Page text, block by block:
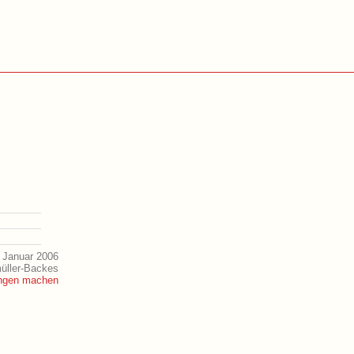
2006
Backes